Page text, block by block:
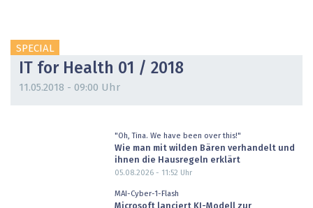
SPECIAL
IT for Health 01 / 2018
11.05.2018 - 09:00 Uhr
"Oh, Tina. We have been over this!"
Wie man mit wilden Bären verhandelt und
ihnen die Hausregeln erklärt
05.08.2026 - 11:52 Uhr
MAI-Cyber-1-Flash